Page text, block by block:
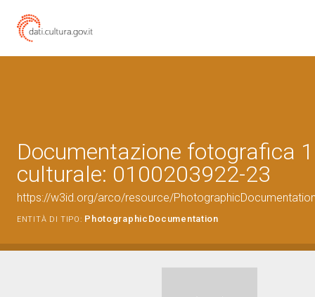
Documentazione fotografica
culturale: 0100203922-23
https://w3id.org/arco/resource/
ENTITÀ DI TIPO: PhotographicDocumentation